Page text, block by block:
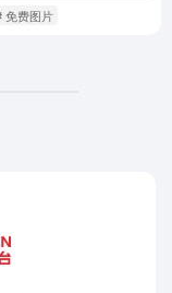
免费图片